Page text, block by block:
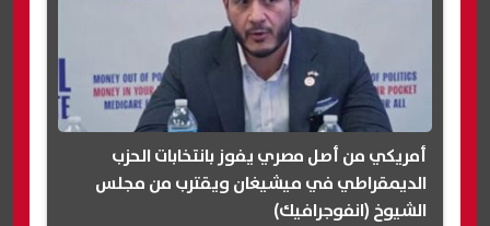
أمريكي من أصل مصري يفوز بانتخابات الحزب
الديمقراطي في ميشيغان ويقترب من مجلس
الشيوخ (انفوجرافيك)